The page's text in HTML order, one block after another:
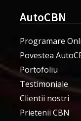
AutoCBN
Programare
Povestea
Portofoliu
Testimoniale
Clientii nostri
Prietenii CBN